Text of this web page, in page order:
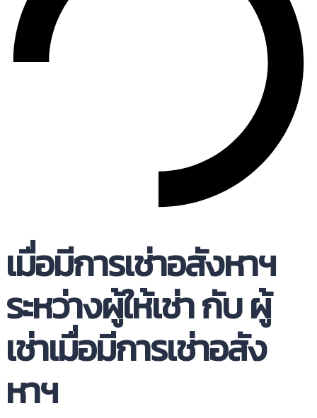
เมื่อมีการเช่าอสังหาฯ
ระหว่างผู้ให้เช่า กับ ผู้
เช่าเมื่อมีการเช่าอสัง
หาฯ